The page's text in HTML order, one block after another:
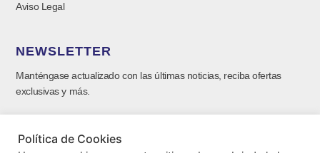
Aviso Legal
NEWSLETTER
Manténgase actualizado con las últimas noticias, reciba ofertas
exclusivas y más.
Política de Cookies